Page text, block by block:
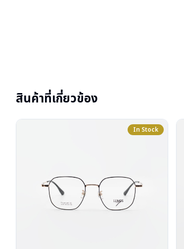
สินค้าที่เกี่ยวข้อง
In Stock